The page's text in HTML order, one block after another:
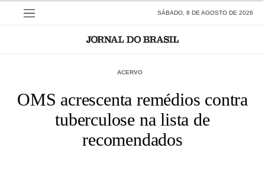
SÁBADO, 8 DE AGOSTO DE 2026
ACERVO
OMS acrescenta remédios contra
tuberculose na lista de
recomendados